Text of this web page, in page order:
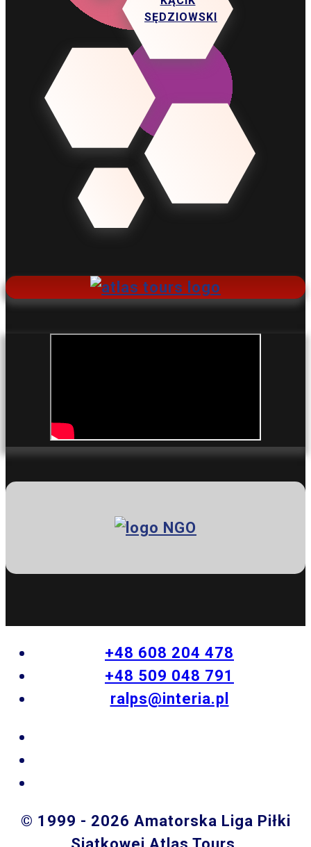
SĘDZIOWSKI
+48 608 204 478
+48 509 048 791
ralps@interia.pl
© 1999 - 2026 Amatorska Liga Piłki